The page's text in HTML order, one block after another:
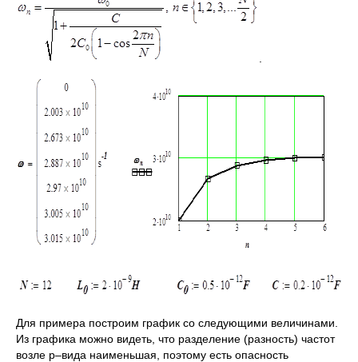
Для примера построим график со следующими величинами.
Из графика можно видеть, что разделение (разность) частот
возле p–вида наименьшая, поэтому есть опасность